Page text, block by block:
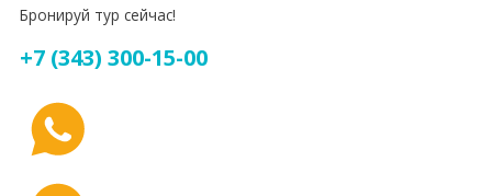
Бронируй тур сейчас!
+7 (343) 300-15-00